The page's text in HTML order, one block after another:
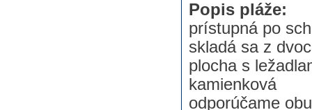
Popis pláže:
prístupná po
skladá sa z
plocha s
kamienková
odporúčame